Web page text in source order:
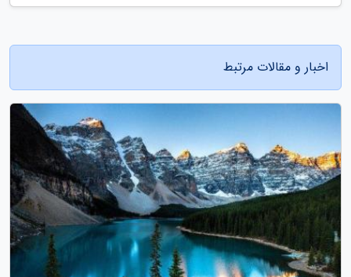
اخبار و مقالات مرتبط